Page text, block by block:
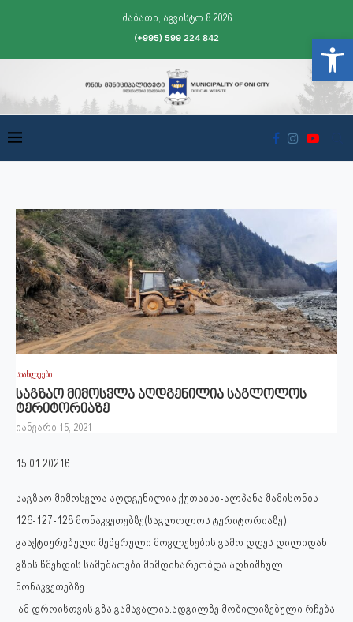
შაბათი, აგვისტო 8 2026
(+995) 599 224 842
სიახლეები
საგზაო მიმოსვლა აღდგენილია საგლოლოს
ტერიტორიაზე
იანვარი 15, 2021
15.01.2021წ.
საგზაო მიმოსვლა აღდგენილია ქუთაისი-ალპანა მამისონის
126-127-128 მონაკვეთებზე(საგლოლოს ტერიტორიაზე)
გააქტიურებული მეწყრული მოვლენების გამო დღეს დილიდან
გზის წმენდის სამუშაოები მიმდინარეობდა აღნიშნულ
მონაკვეთებზე.
ამ დროისთვის გზა გამავალია.ადგილზე მობილიზებული რჩება